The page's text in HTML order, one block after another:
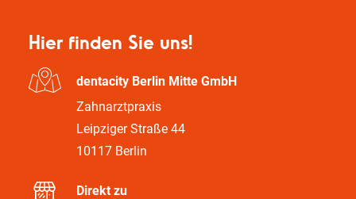
Hier finden Sie uns!
dentacity Berlin Mitte GmbH
Zahnarztpraxis
Leipziger Straße 44
10117 Berlin
Direkt zu